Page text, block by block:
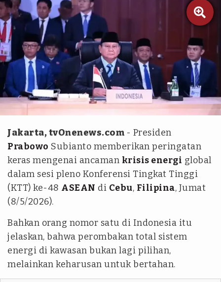

istimewa
Jakarta, tvOnenews.com - Presiden
Prabowo Subianto memberikan peringatan
keras mengenai ancaman krisis energi global
dalam sesi pleno Konferensi Tingkat Tinggi
(KTT) ke-48 ASEAN di Cebu, Filipina, Jumat
(8/5/2026).
Bahkan orang nomor satu di Indonesia itu
jelaskan, bahwa perombakan total sistem
energi di kawasan bukan lagi pilihan,
melainkan keharusan untuk bertahan.